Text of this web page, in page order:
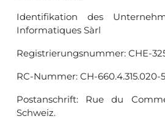
Identifikation des
Informatiques Sàrl
Registrierungsnummer: CHE-
RC-Nummer: CH-660.4.315.020-5
Postanschrift: Rue du
Schweiz.